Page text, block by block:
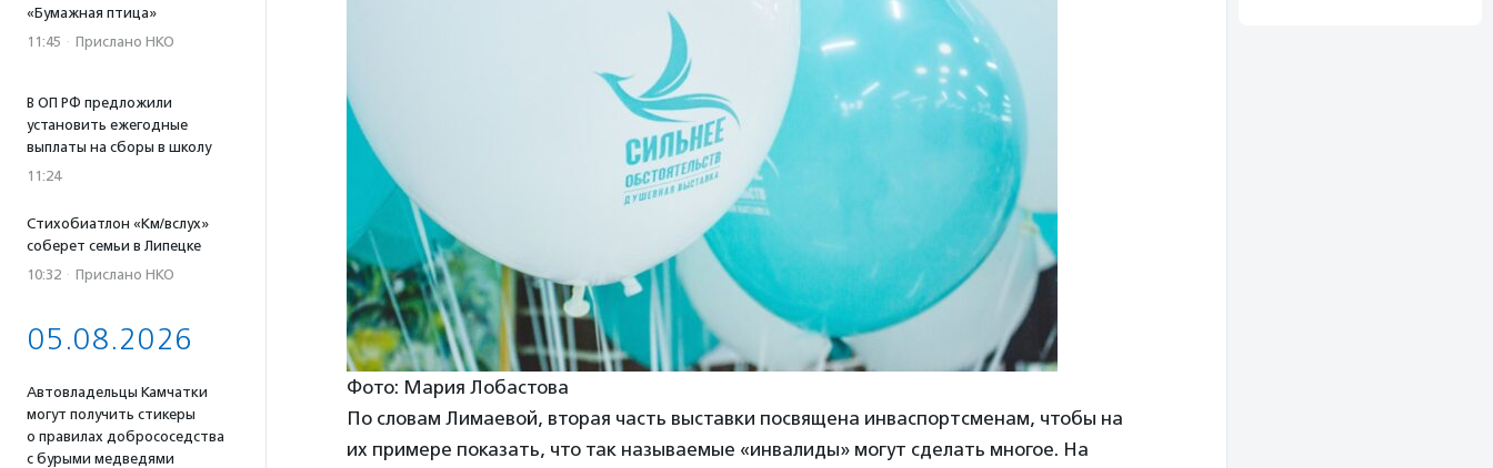
«Бумажная птица»
11:45 · Прислано НКО
В ОП РФ предложили
установить ежегодные
выплаты на сборы в школу
11:24
Стихобиатлон «Км/вслух»
соберет семьи в Липецке
10:32 · Прислано НКО
05.08.2026
Автовладельцы Камчатки
могут получить стикеры
о правилах добрососедства
с бурыми медведями
Фото: Мария Лобастова
По словам Лимаевой, вторая часть выставки посвящена инваспортсменам, чтобы на
их примере показать, что так называемые «инвалиды» могут сделать многое. На